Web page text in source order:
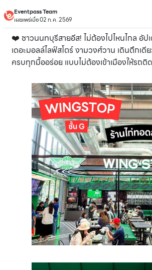
Eventpass Team
เผยแพร่เมื่อ 02 ก.ค. 2569
❤️ ชาวนนทบุรีสายอีส! ไม่ต้องไปไหนไกล อัป
เดอะมอลล์ไลฟ์สโตร์ งามวงศ์วาน เดินตึกเ
ครบทุกมื้ออร่อย แบบไม่ต้องเข้าเมืองให้รถติด